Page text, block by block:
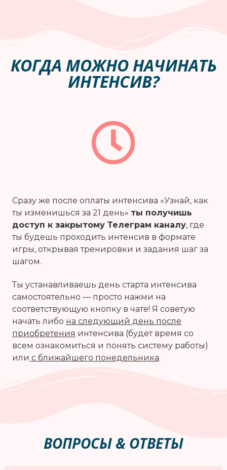
КОГДА МОЖНО НАЧИНАТЬ
ИНТЕНСИВ?
Сразу же после оплаты интенсива «Узнай, как
ты изменишься за 21 день» ты получишь
доступ к закрытому Телеграм каналу, где
ты будешь проходить интенсив в формате
игры, открывая тренировки и задания шаг за
шагом.
Ты устанавливаешь день старта интенсива
самостоятельно — просто нажми на
соответствующую кнопку в чате! Я советую
начать либо на следующий день после
приобретения интенсива (будет время со
всем ознакомиться и понять систему работы)
или с ближайшего понедельника.
ВОПРОСЫ & ОТВЕТЫ